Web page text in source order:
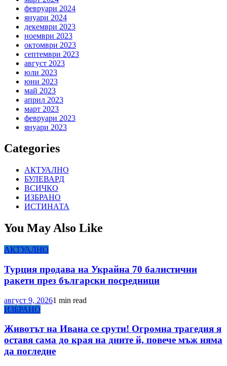
февруари 2024
януари 2024
декември 2023
ноември 2023
октомври 2023
септември 2023
август 2023
юли 2023
юни 2023
май 2023
април 2023
март 2023
февруари 2023
януари 2023
Categories
АКТУАЛНО
БУЛЕВАРД
ВСИЧКО
ИЗБРАНО
ИСТИНАТА
You May Also Like
АКТУАЛНО
Турция продава на Украйна 70 балистични
ракети през български посредници
август 9, 20261 min read
ИЗБРАНО
Животът на Ивана се срути! Огромна трагедия я
оставя сама до края на дните й, повече мъж няма
да погледне